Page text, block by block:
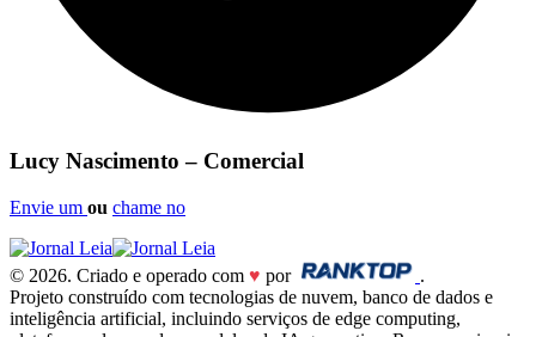
Lucy Nascimento – Comercial
Envie um ou chame no
© 2026. Criado e operado com ♥ por
.
Projeto construído com tecnologias de nuvem, banco de dados e
inteligência artificial, incluindo serviços de edge computing,